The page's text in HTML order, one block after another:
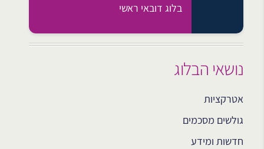
בלוג דובאי ראשי
נושאי הבלוג
אטרקציות
גולשים מסכמים
חדשות ומידע